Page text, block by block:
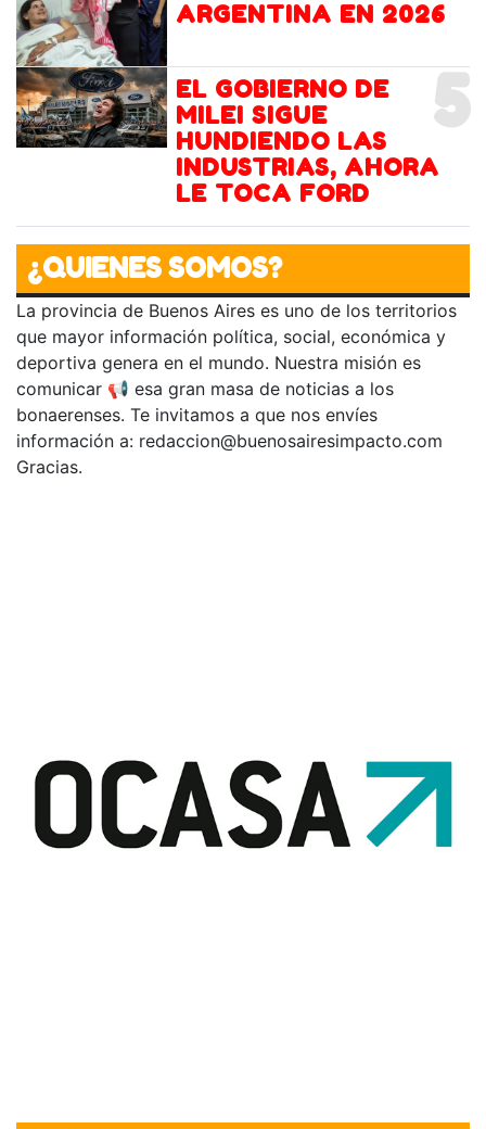
ARGENTINA EN 2026
5
EL GOBIERNO DE
MILEI SIGUE
HUNDIENDO LAS
INDUSTRIAS, AHORA
LE TOCA FORD
¿QUIENES SOMOS?
La provincia de Buenos Aires es uno de los territorios
que mayor información política, social, económica y
deportiva genera en el mundo. Nuestra misión es
comunicar 📢 esa gran masa de noticias a los
bonaerenses. Te invitamos a que nos envíes
información a: redaccion@buenosairesimpacto.com
Gracias.